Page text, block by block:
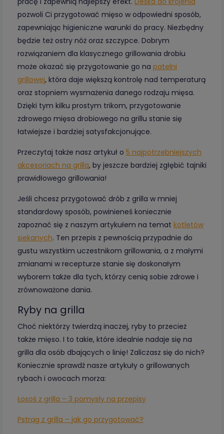
pozwoli Ci przygotować mięso w odpowiedni sposób,
zapewniając higieniczne warunki do pracy. Niezbędny
będzie też ostry nóż oraz szczypce. Dobrym
rozwiązaniem dla klasycznego grillowania drobiu
może okazać się przygotowanie go na patelni
grillowej, która daje większą kontrolę nad temperaturą
oraz stopniem wysmażenia danego rodzaju mięsa.
Dzięki tym kilku prostym trikom, przygotowanie
zdrowego mięsa drobiowego na grillu stanie się
łatwiejsze i bardziej satysfakcjonujące.
Przeczytaj także nasz artykuł o 5 najpotrzebniejszych
akcesoriach na grilla, by jeszcze bardziej zgłębić tajniki
prawidłowego grillowania!
Jeśli chcesz przygotować drób z grilla w mniej
standardowy sposób, powinieneś koniecznie
zapoznać się z naszym artykułem na temat kotletów
siekanych. Ten przepis z pewnością przypadnie do
gustu wszystkim uczestnikom grillowania, a z małymi
zmianami w recepturze stanie się doskonałym
wyborem także dla tych, którzy cenią sobie zdrowe i
zrównoważone dania.
Ryby na grilla
Choć niektórzy twierdzą inaczej, ryby to przecież
także mięso. I to takie, które idealnie nadaje się na
grilla dla osób dbających o linię! Zaliczasz się do nich?
Koniecznie sprawdź nasze artykuły o grillowanych
rybach i owocach morza:
Łosoś z grilla – 3 pomysły na przepisy
Pstrąg z grilla – jak go przygotować?